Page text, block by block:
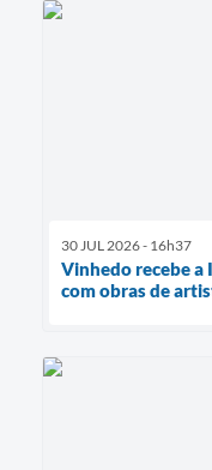
30 JUL 2026 - 16h37
Vinhedo recebe a
com obras de